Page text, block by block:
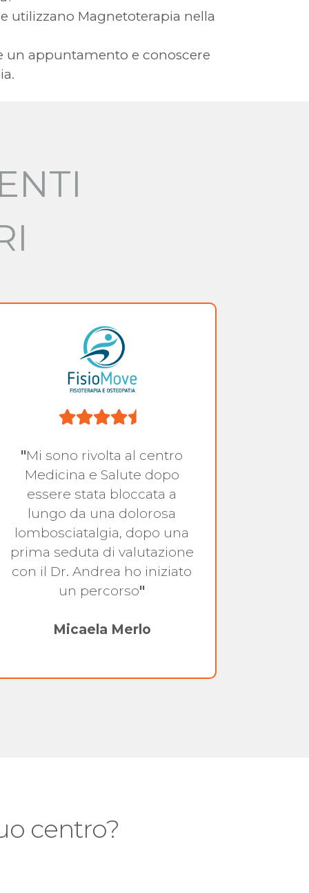
utilizzano Magnetoterapia nella
un appuntamento e conoscere
"Mi sono rivolta al centro
Medicina e Salute dopo
essere stata bloccata a
lungo da una dolorosa
lombosciatalgia, dopo una
prima seduta di valutazione
con il Dr. Andrea ho iniziato
un percorso"
Micaela Merlo
centro?